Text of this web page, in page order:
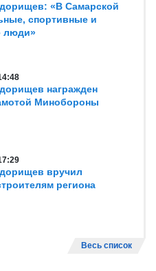
«В Самарской
спортивные и
люди»
награжден
Минобороны
вручил
региона
Весь список